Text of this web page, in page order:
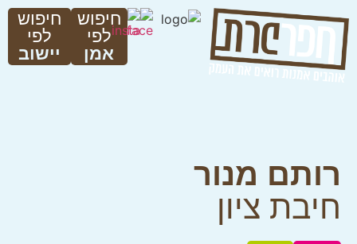
חיפוש
לפי
אמן
חיפוש
לפי
יישוב
רותם מנור
חיבת ציון